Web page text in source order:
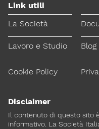
Link utili
La Società
Lavoro e Studio Blog
Cookie Policy
Disclaimer
Il contenuto di questo sito
informativo. La Società
accetta alcuna
dimenticanze o cattive
o in quelle cui si fa
Per maggiori